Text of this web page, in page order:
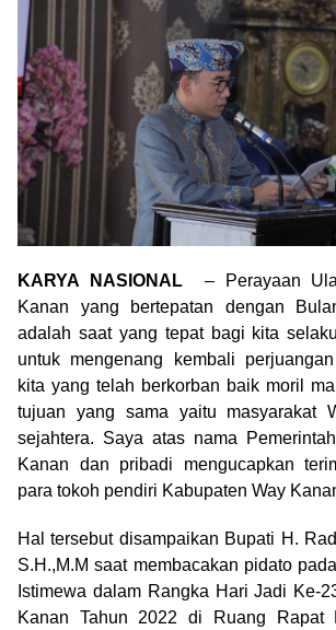
KARYA NASIONAL– Perayaan
Kanan yang bertepatan dengan
adalah saat yang tepat bagi kita
untuk mengenang kembali
kita yang telah berkorban baik moril
tujuan yang sama yaitu masyarakat
sejahtera. Saya atas nama
Kanan dan pribadi mengucapkan
para tokoh pendiri Kabupaten Way
Hal tersebut disampaikan Bupati H.
S.H.,M.M saat membacakan pidato
Istimewa dalam Rangka Hari Jadi Ke-
Kanan Tahun 2022 di Ruang Rapat